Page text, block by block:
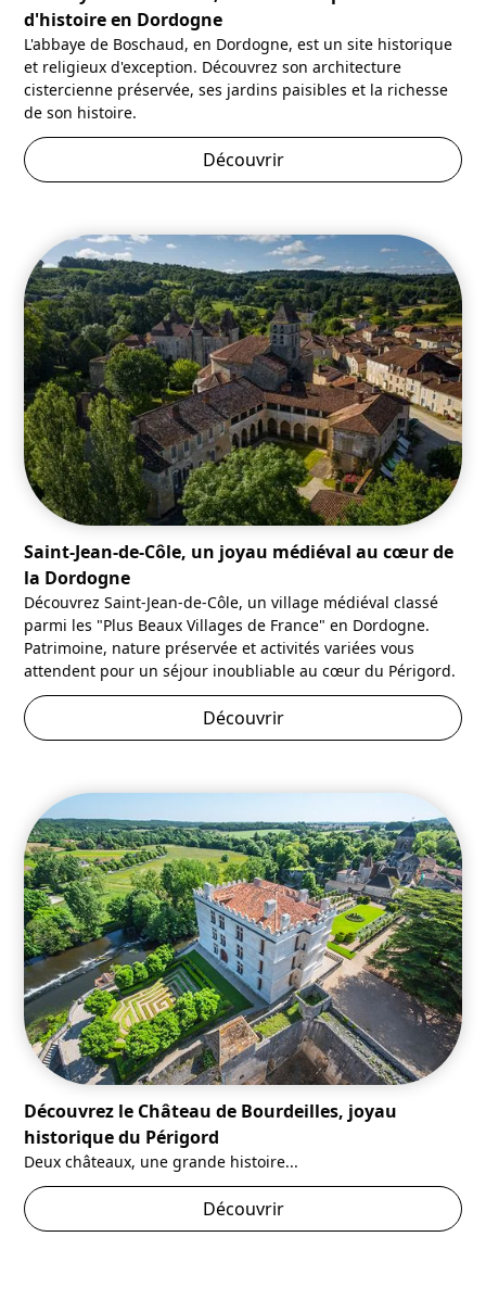
d'histoire en Dordogne
L'abbaye de Boschaud, en Dordogne, est un site historique
et religieux d'exception. Découvrez son architecture
cistercienne préservée, ses jardins paisibles et la richesse
de son histoire.
Découvrir
Saint-Jean-de-Côle, un joyau médiéval au cœur de
la Dordogne
Découvrez Saint-Jean-de-Côle, un village médiéval classé
parmi les "Plus Beaux Villages de France" en Dordogne.
Patrimoine, nature préservée et activités variées vous
attendent pour un séjour inoubliable au cœur du Périgord.
Découvrir
Découvrez le Château de Bourdeilles, joyau
historique du Périgord
Deux châteaux, une grande histoire...
Découvrir